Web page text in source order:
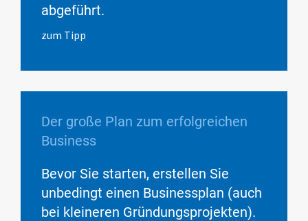
abgeführt.
zum Tipp
Der große Plan zum erfolgreichen
Business
Bevor Sie starten, erstellen Sie
unbedingt einen Businessplan (auch
bei kleineren Gründungsprojekten).